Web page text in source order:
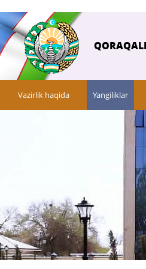
Vazirlik haqida Yangiliklar